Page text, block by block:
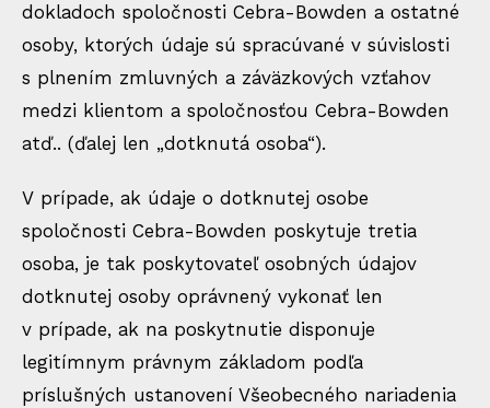
dokladoch spoločnosti Cebra-Bowden a ostatné
osoby, ktorých údaje sú spracúvané v súvislosti
s plnením zmluvných a záväzkových vzťahov
medzi klientom a spoločnosťou Cebra-Bowden
atď.. (ďalej len „dotknutá osoba“).
V prípade, ak údaje o dotknutej osobe
spoločnosti Cebra-Bowden poskytuje tretia
osoba, je tak poskytovateľ osobných údajov
dotknutej osoby oprávnený vykonať len
v prípade, ak na poskytnutie disponuje
legitímnym právnym základom podľa
príslušných ustanovení Všeobecného nariadenia